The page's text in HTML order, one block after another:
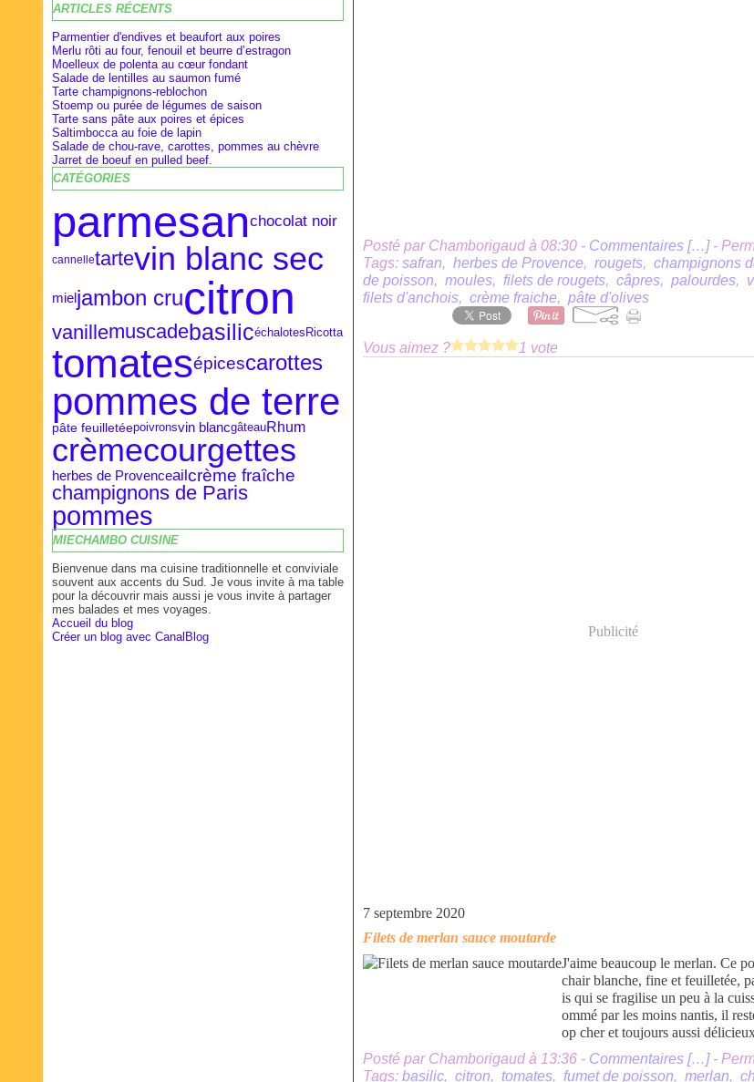
Février(9)
Janvier(8)
Février(16)
Janvier(18)
Avril(28)
Mars(27)
ARTICLES RÉCENTS
Parmentier d'endives et beaufort aux poires
Merlu rôti au four, fenouil et beurre d’estragon
Moelleux de polenta au cœur fondant
Salade de lentilles au saumon fumé
Tarte champignons-reblochon
Stoemp ou purée de légumes de saison
Tarte sans pâte aux poires et épices
Saltimbocca au foie de lapin
Salade de chou-rave, carottes, pommes au chèvre
Jarret de boeuf en pulled beef.
CATÉGORIES
parmesanchocolat noir
cannelletartevin blanc sec
miel jambon crucitron
vanillemuscadebasilicéchalotes Ricotta
tomatesépicescarottes
pommes de terre
pâte feuilletéepoivronsvin blancgâteauRhum
crèmecourgettes
herbes de Provenceailcrème fraîche
champignons de Paris
pommes
MIECHAMBO CUISINE
Bienvenue dans ma cuisine traditionnelle et conviviale
souvent aux accents du Sud. Je vous invite à ma table
pour la découvrir mais aussi je vous invite à partager
mes balades et mes voyages.
Accueil du blog
Créer un blog avec CanalBlog
Posté par Chamborigaud à 08:30 - Commentaires […]-
Tags: safran, herbes de Provence, rougets, champignons
de poisson, moules, filets de rougets, câpres, palourdes,
filets d'anchois, crème fraiche, pâte d'olives
Vous aimez ? 1 vote
Publicité
7 septembre 2020
Filets de merlan sauce moutarde
J'aime beaucoup le merlan. Ce
chair blanche, fine et feuilletée,
is qui se fragilise un peu à la
ommé par les moins nantis, il
op cher et toujours aussi
Posté par Chamborigaud à 13:36 - Commentaires […]-
Tags: basilic, citron, tomates, fumet de poisson, merlan,